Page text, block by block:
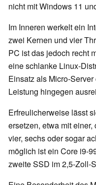
nicht mit Windows 11
Im Inneren werkelt ein
zwei Kernen und vier
PC ist das jedoch recht
eine schlanke Linux-
Einsatz als Micro-
Leistung hingegen
Erfreulicherweise lässt
ersetzen, etwa mit
vier, sechs oder sogar
möglich ist ein Core i9-
zweite SSD im 2,5-Zoll-